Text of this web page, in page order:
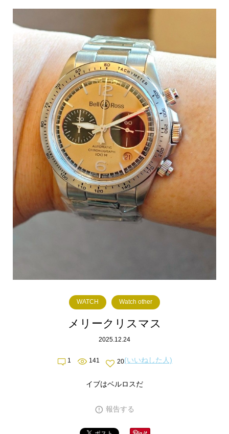
WATCH Watch other
メリークリスマス
2025.12.24
1 141 20(いいねした人)
イブはベルロスだ
報告する